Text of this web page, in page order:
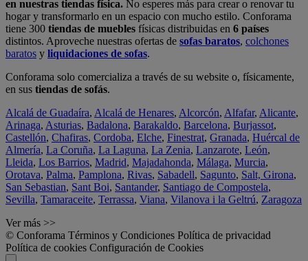
en nuestras tiendas física. No esperes más para crear o renovar tu
hogar y transformarlo en un espacio con mucho estilo. Conforama
tiene 300 tiendas de muebles físicas distribuidas en 6 países
distintos. Aproveche nuestras ofertas de sofas baratos, colchones
baratos y liquidaciones de sofas.
Conforama solo comercializa a través de su website o, físicamente,
en sus tiendas de sofás.
Alcalá de Guadaíra, Alcalá de Henares, Alcorcón, Alfafar, Alicante,
Arinaga, Asturias, Badalona, Barakaldo, Barcelona, Burjassot,
Castellón, Chafiras, Cordoba, Elche, Finestrat, Granada, Huércal de
Almería, La Coruña, La Laguna, La Zenia, Lanzarote, León,
Lleida, Los Barrios, Madrid, Majadahonda, Málaga, Murcia,
Orotava, Palma, Pamplona, Rivas, Sabadell, Sagunto, Salt, Girona,
San Sebastian, Sant Boi, Santander, Santiago de Compostela,
Sevilla, Tamaraceite, Terrassa, Viana, Vilanova i la Geltrú, Zaragoza
Ver más >>
© Conforama Términos y Condiciones Política de privacidad
Política de cookies Configuración de Cookies